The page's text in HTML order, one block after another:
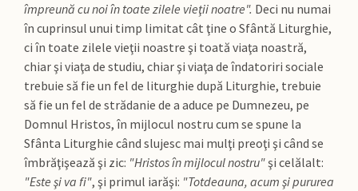
împreună cu noi în toate zilele vieţii noatre". Deci nu numai
în cuprinsul unui timp limitat cât ţine o Sfântă Liturghie,
ci în toate zilele vieţii noastre şi toată viaţa noastră,
chiar şi viaţa de studiu, chiar şi viaţa de îndatoriri sociale
trebuie să fie un fel de liturghie după Liturghie, trebuie
să fie un fel de strădanie de a aduce pe Dumnezeu, pe
Domnul Hristos, în mijlocul nostru cum se spune la
Sfânta Liturghie când slujesc mai mulţi preoţi şi când se
îmbrăţişează şi zic: "Hristos în mijlocul nostru"şi celălalt:
"Este şi va fi", şi primul iarăşi: "Totdeauna, acum şi pururea